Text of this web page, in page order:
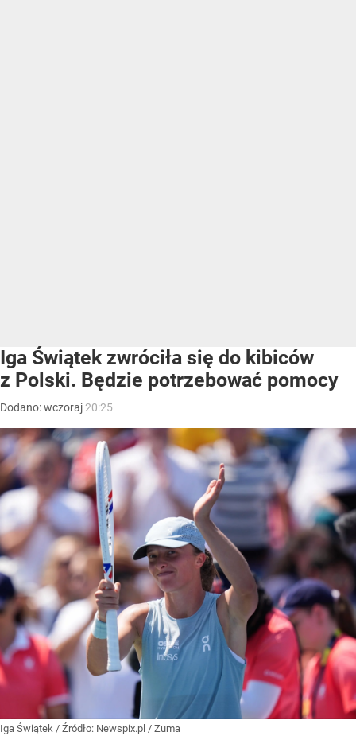
Iga Świątek zwróciła się do kibiców
z Polski. Będzie potrzebować pomocy
Dodano:wczoraj 20:25
Iga Świątek / Źródło: Newspix.pl / Zuma